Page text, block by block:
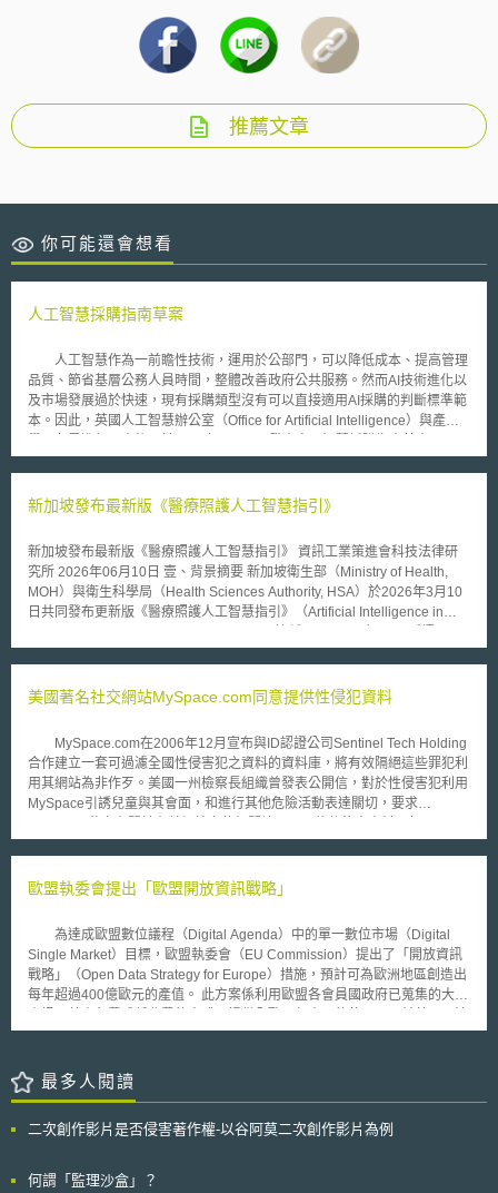
推薦文章
你可能還會想看
人工智慧採購指南草案
人工智慧作為一前瞻性技術，運用於公部門，可以降低成本、提高管理
品質、節省基層公務人員時間，整體改善政府公共服務。然而AI技術進化以
及市場發展過於快速，現有採購類型沒有可以直接適用AI採購的判斷標準範
本。因此，英國人工智慧辦公室（Office for Artificial Intelligence）與產官
（Draft Guidelines for AI procurement），作為公部門採購AI產品與服務之
廠商可以隨之調整其產品和服務內容。 該指南提供採購人員規劃政府AI
購AI產品與服務時遇到的所有挑戰。 指南內容簡述如下： 在制定規範
時應重視如何清楚闡述面臨到的問題，而非只是說明解決方案； 評估AI帶來
的風險時應緊扣公共利益，在招標階段敘明以公共利益為核心，並有可能在
招標、評選和決標階段變動評估標準； 在招標文件中確實引用法規和AI相關
實務守則； 其他包含將AI產品的生命週期納入招標和履約考慮、為提供AI產
採購流程從一開始就建立資料管理機制等。
新加坡發布最新版《醫療照護人工智慧指引》
新加坡發布最新版《醫療照護人工智慧指引》 資訊工業策進會科技法律研
究所 2026年06月10日 壹、背景摘要 新加坡衛生部（Ministry of Health,
MOH）與衛生科學局（Health Sciences Authority, HSA）於2026年3月10
日共同發布更新版《醫療照護人工智慧指引》（Artificial Intelligence in
年初版架構，以病人安全與強化信任為主軸，就人工智慧，特別是機器學
予開發者、部署者及使用者之責任，並以全生命週期治理一以貫之，期使創
制性之最佳實務建議，做為《健康照護服務法》（Healthcare Services Act
2020, HCSA）、規範醫療器材之《健康產品法》（Health Products Act
2007, HPA）、《個人資料保護法》（PDPA），以及資通訊媒體發展局
（IMDA）之人工智慧治理模範框架等相關法令規範或政策的補充。 貳、重
點說明 該指引將醫療 AI 之利害關係人明確區分為：開發者
（Deployers），指受 HCSA 規範並導入 AI 以強化照護服務之醫療機構；
上，AIHGle 2.0 雖廣泛適用於各類 AI，惟聚焦於風險較高之機器學習與深
使用情境三分為臨床（Clinical）、臨床作業（Clinical-Ops）與作業
（Ops），明定其聚焦於對病人照護結果有直接或間接影響之前二者；至純
屬作業性質者，則回歸 IMDA 跨產業之治理框架辦理。 一、釐清三大利害
關係人之分工與權責 該指引明確將醫療 AI 之參與者區分為開發者、部署者
與使用者三類，並就各方於系統生命週期中之責任分別訂定[2]。同時，其建
議以服務水準協議（SLA）固化開發者與部署者間之權責，及標準作業程序
（Total Product Lifecycle, TPLC）方法管理解決方案，確保訓練資料之品
質與公平性，並備置使用者說明、提供上市後支援。 (二)部署者：負責建立
立病人溝通流程；且導入 AI 後病人之照護成果應維持或優於未導入時之水
常時啟動應變措施，以確保病人安全。 二、建立以風險為本之評估架構，
美國著名社交網站MySpace.com同意提供性侵犯資料
MySpace.com在2006年12月宣布與ID認證公司Sentinel Tech Holding
合作建立一套可過濾全國性侵害犯之資料的資料庫，將有效隔絕這些罪犯利
用其網站為非作歹。美國一州檢察長組織曾發表公開信，對於性侵害犯利用
MySpace引誘兒童與其會面，和進行其他危險活動表達關切，要求
MySpace.com最初引用聯邦以及州相關規範隱私權的法律，包括1986年的
合法為由拒絕合作。 不過MySpace.com日前（2007年6月）已同意向
能力的定罪證據的前提下，包括提供50州中已註冊在案的性侵犯資料，移交
所有於網站中已被定罪的性侵害犯的相關資料。事實上，MySpace與檢方
已私下達成協議，該公司在不違反聯邦與各州法律的情況下，與檢方分享名
為Sentinel Safe的資料庫，並由檢方將資料交由執法官員利用。
歐盟執委會提出「歐盟開放資訊戰略」
為達成歐盟數位議程（Digital Agenda）中的單一數位市場（Digital
Single Market）目標，歐盟執委會（EU Commission）提出了「開放資訊
戰略」（Open Data Strategy for Europe）措施，預計可為歐洲地區創造出
每年超過400億歐元的產值。 此方案係利用歐盟各會員國政府已蒐集的大量
國已完成相關整備，蓄勢待發 。 歐盟此目標包含三個具體措施：a.歐
歐洲開放資訊的公平競爭環境；c.從2011至2013年投入共1億歐元，以進行
資料處理研究。 此外執委會建議修正2003年公共部門資訊再利用指令
下，應開放予所有人任何目的使用；b.除了必要成本外，不得收取其他費
擴展指令覆蓋範圍，包含博物館與圖書館等。 歐盟執委會現已著手建立新
最多人閱讀
二次創作影片是否侵害著作權-以谷阿莫二次創作影片為例
何謂「監理沙盒」？